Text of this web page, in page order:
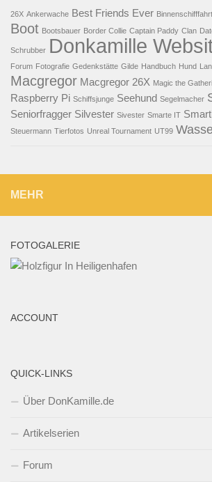
26X Ankerwache Best Friends Ever
Boot Bootsbauer Border Collie Captain Paddy Clan
Schrubber Donkamille
Forum Fotografie Gedenkstätte Gilde Handbuch Hund
Macgregor Macgregor 26X Magic the
Raspberry Pi Schiffsjunge Seehund Segelmacher
Seniorfragger Silvester Sivester Smarte IT
Steuermann Tierfotos Unreal Tournament UT99
MEHR
FOTOGALERIE
ACCOUNT
QUICK-LINKS
Über DonKamille.de
Artikelserien
Forum